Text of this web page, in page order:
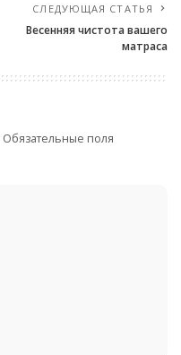
СЛЕДУЮЩАЯ СТАТЬЯ
Весенняя чистота вашего
матраса
Обязательные поля